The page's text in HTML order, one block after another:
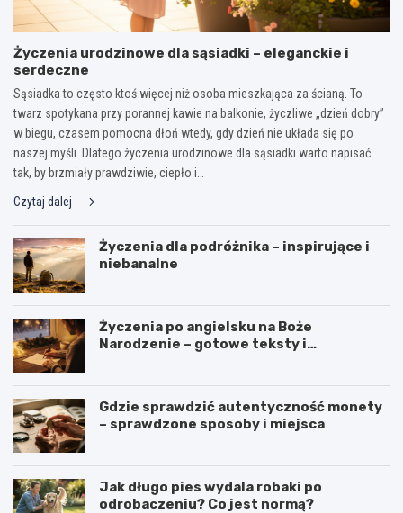
Życzenia urodzinowe dla sąsiadki – eleganckie i
serdeczne
Sąsiadka to często ktoś więcej niż osoba mieszkająca za ścianą. To
twarz spotykana przy porannej kawie na balkonie, życzliwe „dzień dobry”
w biegu, czasem pomocna dłoń wtedy, gdy dzień nie układa się po
naszej myśli. Dlatego życzenia urodzinowe dla sąsiadki warto napisać
tak, by brzmiały prawdziwie, ciepło i…
Czytaj dalej
Życzenia dla podróżnika – inspirujące i
niebanalne
Życzenia po angielsku na Boże
Narodzenie – gotowe teksty i
Gdzie sprawdzić autentyczność monety
– sprawdzone sposoby i miejsca
Jak długo pies wydala robaki po
odrobaczeniu? Co jest normą?